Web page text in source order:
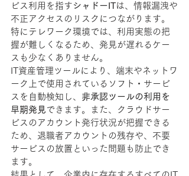
ビス利用を指す シャドーITは、情報漏洩や
不正アクセスのリスクにつながります。
特にテレワーク環境では、利用実態の把
握が難しくなるため、発見が遅れるケー
スも少なくありません。
IT資産管理ツールにより、端末やネットワ
ーク上で使用されているソフト・サービ
スを自動検知し、 非承認ツールの利用を
早期発見 できます。また、クラウドサー
ビスのアカウント発行状況が把握できる
ため、退職者アカウントの残存や、不要
サービスの放置といった問題も防止でき
ます。
結果として、企業内に存在するすべてのIT